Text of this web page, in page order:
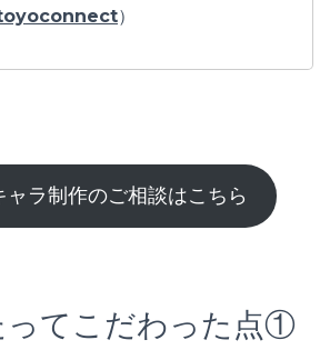
）
ャラ制作のご相談はこちら
ってこだわった点①